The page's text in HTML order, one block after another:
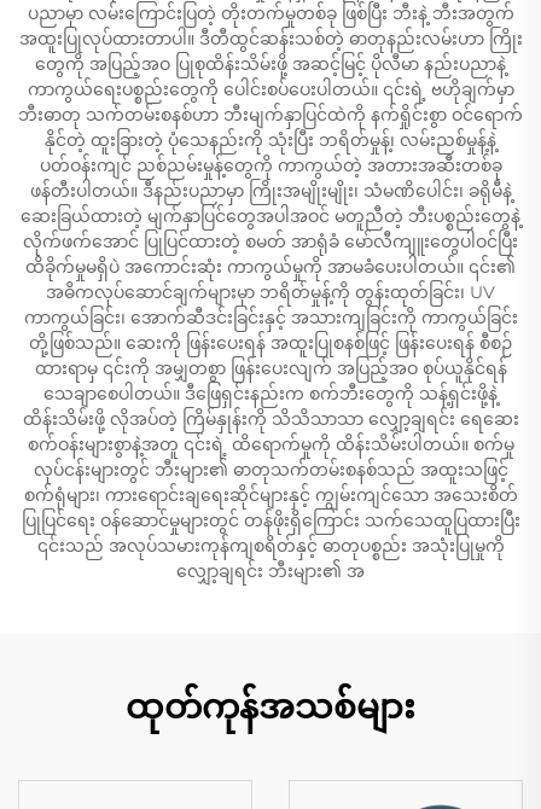
ပညာမှာ လမ်းကြောင်းပြတဲ့ တိုးတက်မှုတစ်ခု ဖြစ်ပြီး ဘီးနဲ့ ဘီးအတွက်
အထူးပြုလုပ်ထားတာပါ။ ဒီတီထွင်ဆန်းသစ်တဲ့ ဓာတုနည်းလမ်းဟာ ကြိုး
တွေကို အပြည့်အဝ ပြုစုထိန်းသိမ်းဖို့ အဆင့်မြင့် ပိုလီမာ နည်းပညာနဲ့
ကာကွယ်ရေးပစ္စည်းတွေကို ပေါင်းစပ်ပေးပါတယ်။ ၎င်းရဲ့ ဗဟိုချက်မှာ
ဘီးဓာတု သက်တမ်းစနစ်ဟာ ဘီးမျက်နှာပြင်ထဲကို နက်ရှိုင်းစွာ ဝင်ရောက်
နိုင်တဲ့ ထူးခြားတဲ့ ပုံသေနည်းကို သုံးပြီး ဘရိတ်မှုန့်၊ လမ်းညစ်မှုန့်နဲ့
ပတ်ဝန်းကျင် ညစ်ညမ်းမှုန့်တွေကို ကာကွယ်တဲ့ အတားအဆီးတစ်ခု
ဖန်တီးပါတယ်။ ဒီနည်းပညာမှာ ကြိုးအမျိုးမျိုး၊ သံမဏိပေါင်း၊ ခရိုမီနဲ့
ဆေးခြယ်ထားတဲ့ မျက်နှာပြင်တွေအပါအဝင် မတူညီတဲ့ ဘီးပစ္စည်းတွေနဲ့
လိုက်ဖက်အောင် ပြုပြင်ထားတဲ့ စမတ် အာရုံခံ မော်လီကျူးတွေပါဝင်ပြီး
ထိခိုက်မှုမရှိပဲ အကောင်းဆုံး ကာကွယ်မှုကို အာမခံပေးပါတယ်။ ၎င်း၏
အဓိကလုပ်ဆောင်ချက်များမှာ ဘရိတ်မှုန့်ကို တွန်းထုတ်ခြင်း၊ UV
ကာကွယ်ခြင်း၊ အောက်ဆီဒင်းခြင်းနှင့် အသားကျခြင်းကို ကာကွယ်ခြင်း
တို့ဖြစ်သည်။ ဆေးကို ဖြန်းပေးရန် အထူးပြုစနစ်ဖြင့် ဖြန်းပေးရန် စီစဉ်
ထားရာမှ ၎င်းကို အမျှတစွာ ဖြန်းပေးလျက် အပြည့်အဝ စုပ်ယူနိုင်ရန်
သေချာစေပါတယ်။ ဒီဖြေရှင်းနည်းက စက်ဘီးတွေကို သန့်ရှင်းဖို့နဲ့
ထိန်းသိမ်းဖို့ လိုအပ်တဲ့ ကြိမ်နှုန်းကို သိသိသာသာ လျှော့ချရင်း ရေဆေး
စက်ဝန်းများစွာနဲ့အတူ ၎င်းရဲ့ ထိရောက်မှုကို ထိန်းသိမ်းပါတယ်။ စက်မှု
လုပ်ငန်းများတွင် ဘီးများ၏ ဓာတုသက်တမ်းစနစ်သည် အထူးသဖြင့်
စက်ရုံများ၊ ကားရောင်းချရေးဆိုင်များနှင့် ကျွမ်းကျင်သော အသေးစိတ်
ပြုပြင်ရေး ဝန်ဆောင်မှုများတွင် တန်ဖိုးရှိကြောင်း သက်သေထူပြထားပြီး
၎င်းသည် အလုပ်သမားကုန်ကျစရိတ်နှင့် ဓာတုပစ္စည်း အသုံးပြုမှုကို
လျှော့ချရင်း ဘီးများ၏ အ
ထုတ်ကုန်အသစ်များ